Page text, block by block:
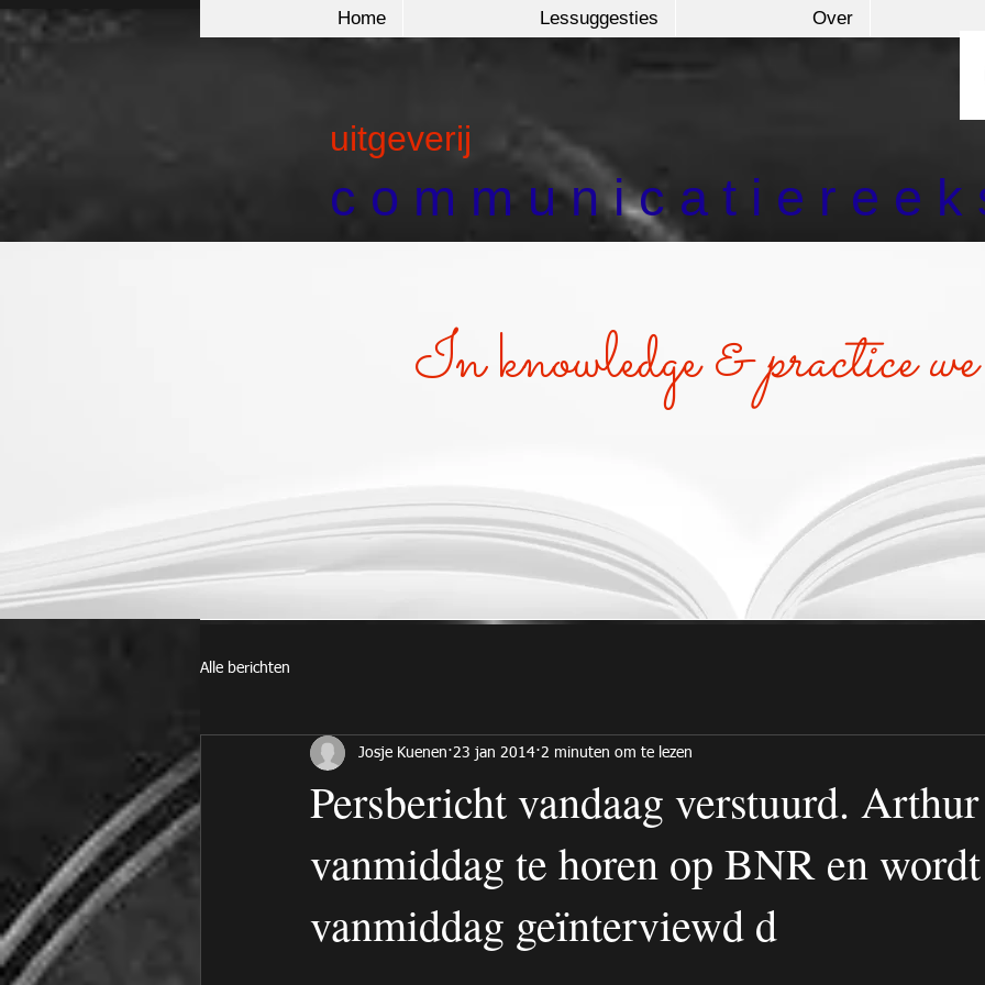
Home Lessuggesties Over
uitgeverij
c o m m u n i c a t i e r e e k
In knowledge &practice
Alle berichten
Persbericht vandaag verstuurd.
vanmiddag te horen op BNR en wordt
vanmiddag geïnterviewd d
Josje Kuenen 23 jan 2014 2 minuten om te lezen